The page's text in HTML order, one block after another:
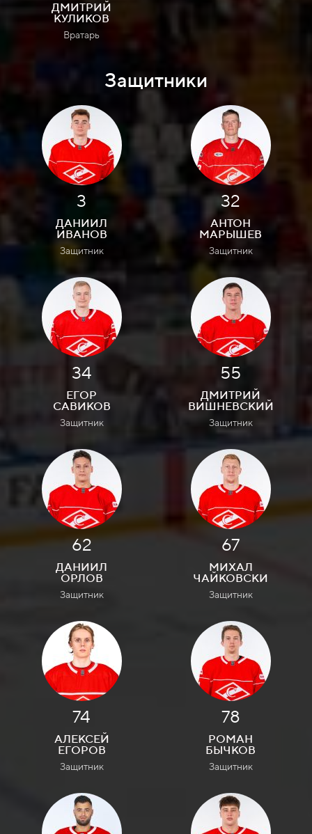
ДМИТРИЙ
КУЛИКОВ
Вратарь
Защитники
3
ДАНИИЛ
ИВАНОВ
Защитник
32
АНТОН
МАРЫШЕВ
Защитник
34
ЕГОР
САВИКОВ
Защитник
55
ДМИТРИЙ
ВИШНЕВСКИЙ
Защитник
62
ДАНИИЛ
ОРЛОВ
Защитник
67
МИХАЛ
ЧАЙКОВСКИ
Защитник
74
АЛЕКСЕЙ
ЕГОРОВ
Защитник
78
РОМАН
БЫЧКОВ
Защитник